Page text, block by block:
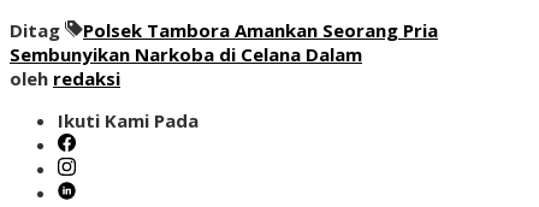
Ditag
Polsek Tambora Amankan Seorang Pria
Sembunyikan Narkoba di Celana Dalam
oleh redaksi
Ikuti Kami Pada